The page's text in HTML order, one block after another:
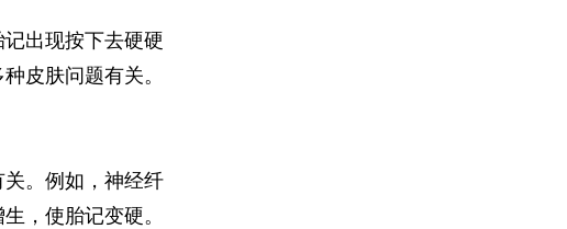
出现按下去硬硬
皮肤问题有关。
。例如，神经纤
，使胎记变硬。